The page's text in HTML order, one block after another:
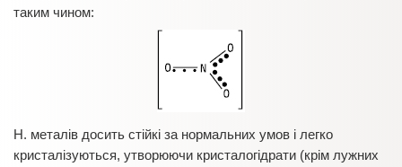
таким чином:
Н. металів досить стійкі за нормальних умов і легко
кристалізуються, утворюючи кристалогідрати (крім лужних